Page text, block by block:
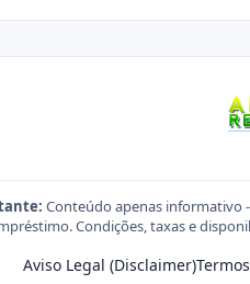
Conteúdo apenas informativo
Condições, taxas e
Aviso Legal (Disclaimer)